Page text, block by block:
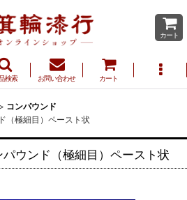
カート
検索 お問い合わせ カート
> コンパウンド
（極細目）ペースト状
ウンド（極細目）ペースト状